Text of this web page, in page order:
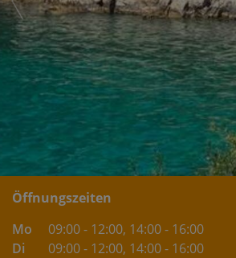
Öffnungszeiten
Mo
09:00 - 12:00, 14:00 - 16:00
Di
09:00 - 12:00, 14:00 - 16:00